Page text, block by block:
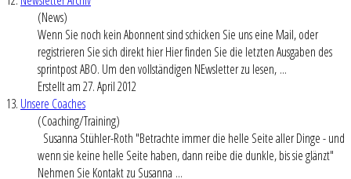
(News)
Wenn Sie noch kein Abonnent sind schicken Sie uns eine Mail, oder
registrieren Sie sich direkt hier Hier finden Sie die letzten Ausgaben des
sprintpost ABO. Um den vollständigen NEwsletter zu lesen, ...
Erstellt am 27. April 2012
13. Unsere Coaches
(Coaching/Training)
Susanna Stühler-Roth "Betrachte immer die helle Seite aller Dinge - und
wenn sie keine helle Seite haben, dann reibe die dunkle, bis sie glänzt"
Nehmen Sie Kontakt zu Susanna ...